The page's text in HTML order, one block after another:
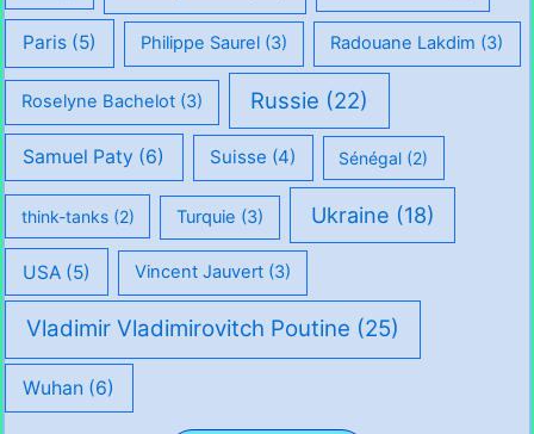
Paris(5) Philippe Saurel (3) Radouane Lakdim (3)
Roselyne Bachelot (3) Russie (22)
Samuel Paty (6) Suisse (4) Sénégal (2)
think-tanks(2) Turquie (3) Ukraine (18)
USA(5) Vincent Jauvert (3)
Vladimir Vladimirovitch Poutine (25)
Wuhan (6)